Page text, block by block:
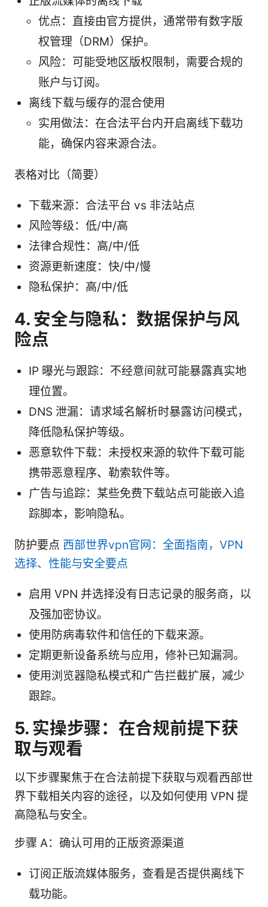
优点：直接由官方提供，通常带有数字版
权管理（DRM）保护。
风险：可能受地区版权限制，需要合规的
账户与订阅。
离线下载与缓存的混合使用
实用做法：在合法平台内开启离线下载功
能，确保内容来源合法。
表格对比（简要）
下载来源：合法平台 vs 非法站点
风险等级：低/中/高
法律合规性：高/中/低
资源更新速度：快/中/慢
隐私保护：高/中/低
4. 安全与隐私：数据保护与风
险点
IP 曝光与跟踪：不经意间就可能暴露真实地
理位置。
DNS 泄漏：请求域名解析时暴露访问模式，
降低隐私保护等级。
恶意软件下载：未授权来源的软件下载可能
携带恶意程序、勒索软件等。
广告与追踪：某些免费下载站点可能嵌入追
踪脚本，影响隐私。
防护要点 西部世界vpn官网：全面指南，VPN
选择、性能与安全要点
启用 VPN 并选择没有日志记录的服务商，以
及强加密协议。
使用防病毒软件和信任的下载来源。
定期更新设备系统与应用，修补已知漏洞。
使用浏览器隐私模式和广告拦截扩展，减少
跟踪。
5. 实操步骤：在合规前提下获
取与观看
以下步骤聚焦于在合法前提下获取与观看西部世
界下载相关内容的途径，以及如何使用 VPN 提
高隐私与安全。
步骤 A：确认可用的正版资源渠道
订阅正版流媒体服务，查看是否提供离线下
载功能。